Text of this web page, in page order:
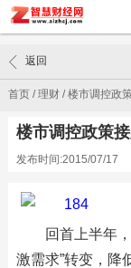
首页/理财/楼市调控政
返回
楼市调控政策
发布时间:2015/07/17
回首上半年
激需求”转变，降